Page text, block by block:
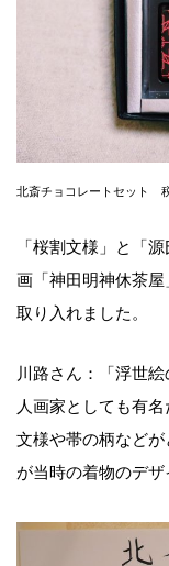
北斎チョコレートセット
「桜割文様」と「
画「神田明神休茶
取り入れました。
川路さん：「浮世
人画家としても有
文様や帯の柄など
が当時の着物のデザ